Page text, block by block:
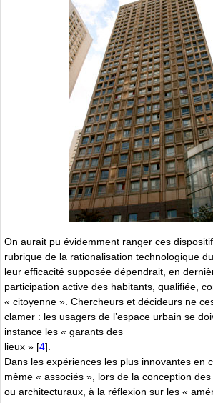
On aurait pu évidemment ranger ces
rubrique de la rationalisation technologique
leur efficacité supposée dépendrait, en
participation active des habitants, qualifiée,
« citoyenne ». Chercheurs et décideurs ne
clamer : les usagers de l’espace urbain se
instance les « garants des
lieux » [4]
Dans les expériences les plus innovantes en
même « associés », lors de la conception
ou architecturaux, à la réflexion sur les «